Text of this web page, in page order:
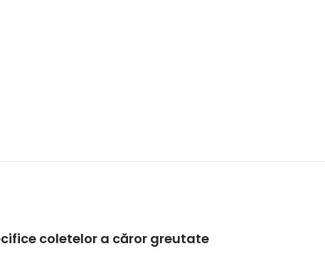
coletelor a căror greutate